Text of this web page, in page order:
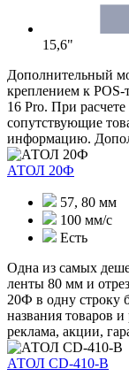
15,6"
Дополнительный
креплением к
16 Pro. При
сопутствующие
информацию.
АТОЛ 20Ф
57, 80 мм
100 мм/c
Есть
Одна из самых
ленты 80 мм и
20Ф в одну строку
названия товаров
реклама, акции,
АТОЛ CD-410-В